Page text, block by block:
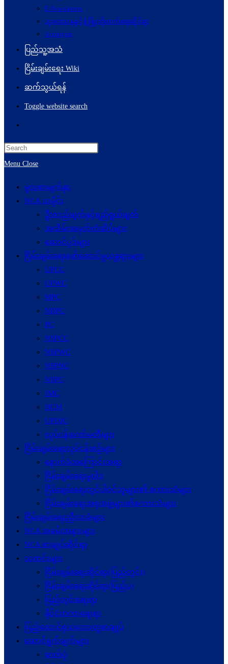
E-Newsletters
သုတေသနနှင့်ဖွံ့ဖြိုးတိုးတက်ရေးဆိုင်ရာ
Acronyms
ပြည်သူ့အသံ
ငြိမ်းချမ်းရေး Wiki
ဆက်သွယ်ရန်
Toggle website search
Menu Close
မူလစာမျက်နှာ
NCA သမိုင်း
ဦးတည်ချက်နှင့်ရည်ရွယ်ချက်
အထိမ်းအမှတ်တံဆိပ်များ
ဆောင်ပုဒ်များ
ငြိမ်းချမ်းရေးဖော်‌ဆောင်မှုယန္တရားများ
UPCC
UPWC
MPC
NRPC
PC
NSPCC
NSPWC
NSPNC
NSPC
JMC
JICM
UPDJC
လုပ်ငန်းကော်မတီများ
ငြိမ်းချမ်းရေးလုပ်ငန်းစဉ်များ
နောက်ခံအကြောင်းအရာ
ငြိမ်းချမ်းရေးမူဝါဒ
ငြိမ်းချမ်းရေးတွင်ပါဝင်သူများ၏ စကားသံများ
ငြိမ်းချမ်းရေးအစုအဖွဲ့များ၏စကားသံများ
ငြိမ်းချမ်းရေးညီလာခံများ
NCA အခမ်းအနားများ
NCA စာချုပ်ဆိုင်ရာ
သတင်းများ
ငြိမ်းချမ်းရေးဆိုင်ရာ(ပြည်တွင်း)
ငြိမ်းချမ်းရေးဆိုင်ရာ(ပြည်ပ)
ပြည်တွင်းရေးရာ
နိုင်ငံတကာရေးရာ
ပြည်ထောင်စုသဘောတူစာချုပ်
ဆောင်ရွက်ချက်များ
ဓာတ်ပုံ